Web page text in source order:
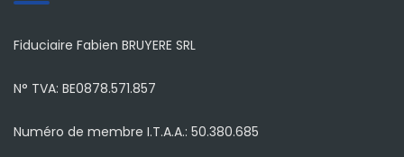
Fiduciaire Fabien BRUYERE SRL
N° TVA: BE0878.571.857
Numéro de membre I.T.A.A.: 50.380.685